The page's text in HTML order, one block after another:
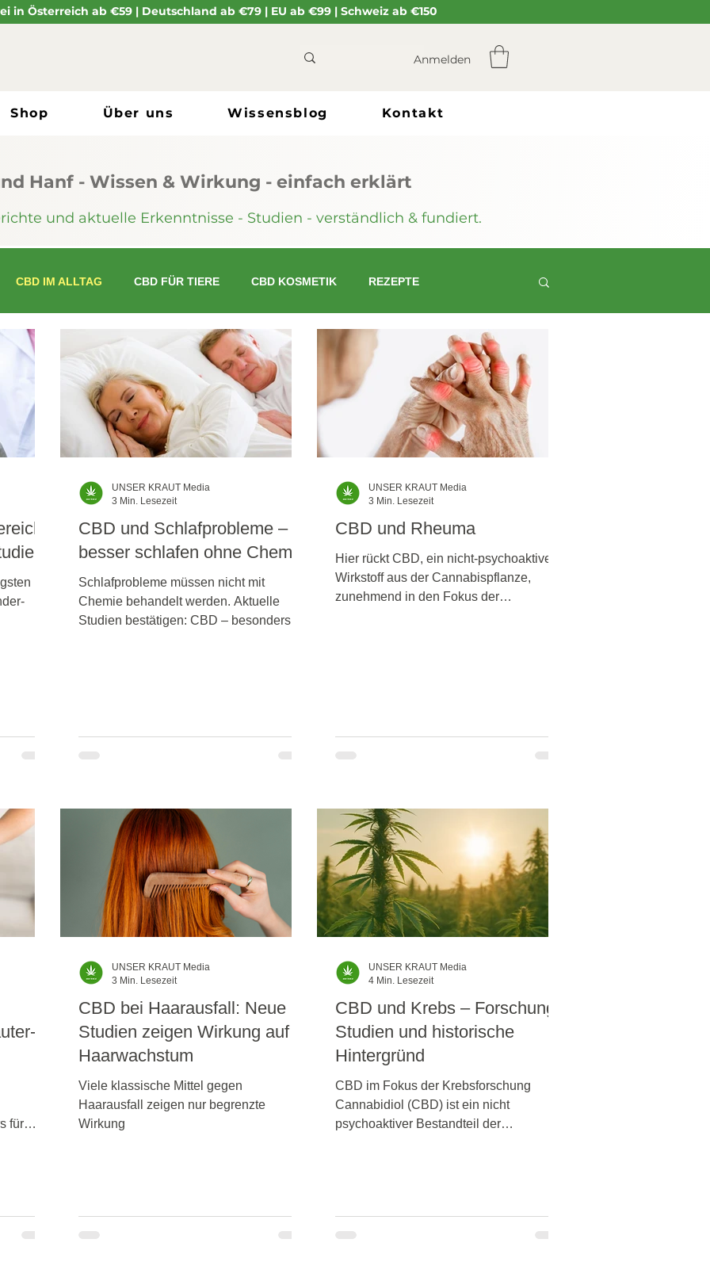
in Österreich ab €59 | Deutschland ab €79 | EU ab €99 | Schweiz ab €150
Anmelden
Shop Über uns Wissensblog Kontakt
Hanf - Wissen & Wirkung - einfach erklärt
und aktuelle Erkenntnisse - Studien - verständlich & fundiert.
CBD IM ALLTAG CBD FÜR TIERE CBD KOSMETIK REZEPTE
CBD und Schlafprobleme –
besser schlafen ohne Chemie
Schlafprobleme müssen nicht mit
Chemie behandelt werden. Aktuelle
Studien bestätigen: CBD – besonders in
UNSER KRAUT Media
3 Min. Lesezeit
CBD und Rheuma
Hier rückt CBD, ein nicht-psychoaktiver
Wirkstoff aus der Cannabispflanze,
zunehmend in den Fokus der
UNSER KRAUT Media
3 Min. Lesezeit
für
CBD bei Haarausfall: Neue
Studien zeigen Wirkung auf
Haarwachstum
Viele klassische Mittel gegen
Haarausfall zeigen nur begrenzte
Wirkung
UNSER KRAUT Media
3 Min. Lesezeit
CBD und Krebs – Forschung,
Studien und historische
Hintergründ
CBD im Fokus der Krebsforschung
Cannabidiol (CBD) ist ein nicht
psychoaktiver Bestandteil der
UNSER KRAUT Media
4 Min. Lesezeit